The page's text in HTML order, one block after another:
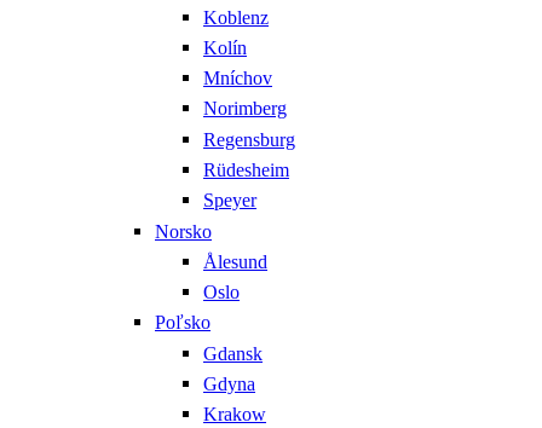
Koblenz
Kolín
Mníchov
Norimberg
Regensburg
Rüdesheim
Speyer
Norsko
Ålesund
Oslo
Poľsko
Gdansk
Gdyna
Krakow